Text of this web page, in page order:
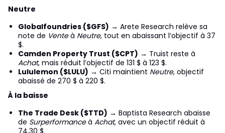
Neutre
Globalfoundries ($GFS) → Arete Research relève sa
note de Venteà Neutre, tout en abaissant l’objectif à 37
$.
Camden Property Trust ($CPT) → Truist reste à
Achat, mais réduit l’objectif de 131 $ à 123 $.
Lululemon ($LULU) → Citi maintient Neutre, objectif
abaissé de 270 $ à 220 $.
À la baisse
The Trade Desk ($TTD) → Baptista Research abaisse
de Surperformanceà Achat, avec un objectif réduit à